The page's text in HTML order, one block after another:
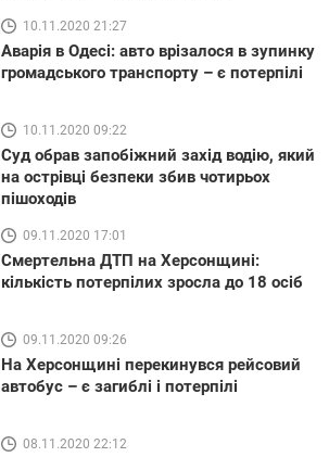
10.11.2020 21:27
Аварія в Одесі: авто врізалося в зупинку
громадського транспорту – є потерпілі
10.11.2020 09:22
Суд обрав запобіжний захід водію, який
на острівці безпеки збив чотирьох
пішоходів
09.11.2020 17:01
Смертельна ДТП на Херсонщині:
кількість потерпілих зросла до 18 осіб
09.11.2020 09:26
На Херсонщині перекинувся рейсовий
автобус – є загиблі і потерпілі
08.11.2020 22:12